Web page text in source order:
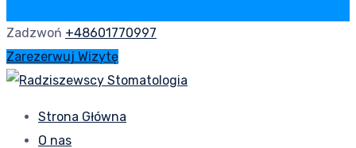
Zadzwoń +48601770997
Zarezerwuj Wizytę
Strona Główna
O nas